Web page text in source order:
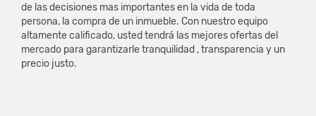
de las decisiones mas importantes en la vida de toda
persona, la compra de un inmueble. Con nuestro equipo
altamente calificado, usted tendrá las mejores ofertas del
mercado para garantizarle tranquilidad , transparencia y un
precio justo.